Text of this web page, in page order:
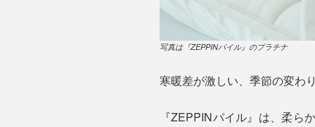
写真は『ZEPPINパイル』のプラチナ
寒暖差が激しい、季節の変わ
『ZEPPINパイル』は、柔